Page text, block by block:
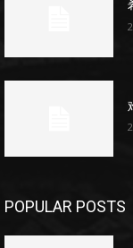
POPULAR POSTS